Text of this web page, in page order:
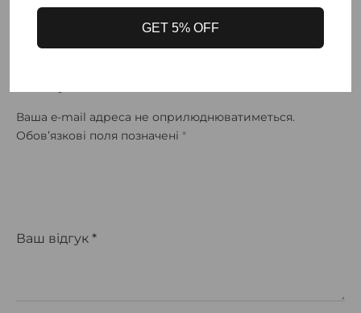
Ваша e-mail адреса не оприлюднюватиметься.
Обов’язкові поля позначені *
Ваш відгук *
GET 5% OFF